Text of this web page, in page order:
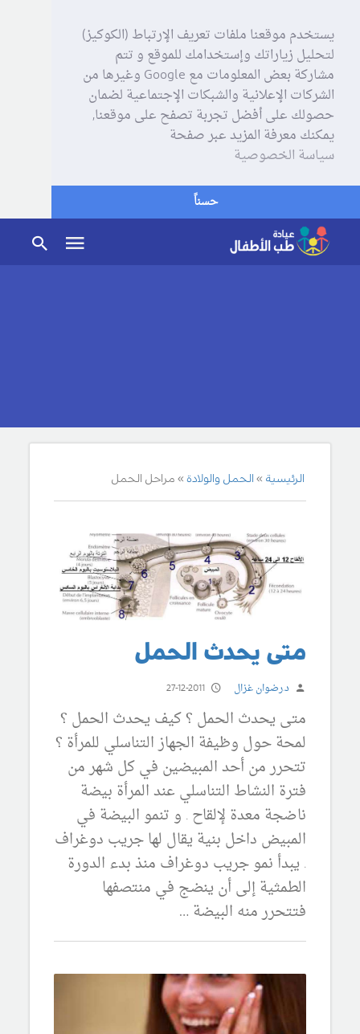
يستخدم موقعنا ملفات تعريف الإرتباط (الكوكيز)
لتحليل زياراتك وإستخدامك للموقع و تتم
مشاركة بعض المعلومات مع Google وغيرها من
الشركات الإعلانية والشبكات الإجتماعية لضمان
حصولك على أفضل تجربة تصفح على موقعنا,
يمكنك معرفة المزيد عبر صفحة
سياسة الخصوصية
حسناً
الرئيسية الحمل والولادة مراحل الحمل
متى يحدث الحمل
د.رضوان غزال 27-12-2011
متى يحدث الحمل ؟ كيف يحدث الحمل ؟
لمحة حول وظيفة الجهاز التناسلي للمرأة ؟
تتحرر من أحد المبيضين في كل شهر من
فترة النشاط التناسلي عند المرأة بيضة
ناضجة معدة لإلقاح . و تنمو البيضة في
المبيض داخل بنية يقال لها جريب دوغراف
. يبدأ نمو جريب دوغراف منذ بدء الدورة
الطمثية إلى أن ينضج في منتصفها
فتتحرر منه البيضة …